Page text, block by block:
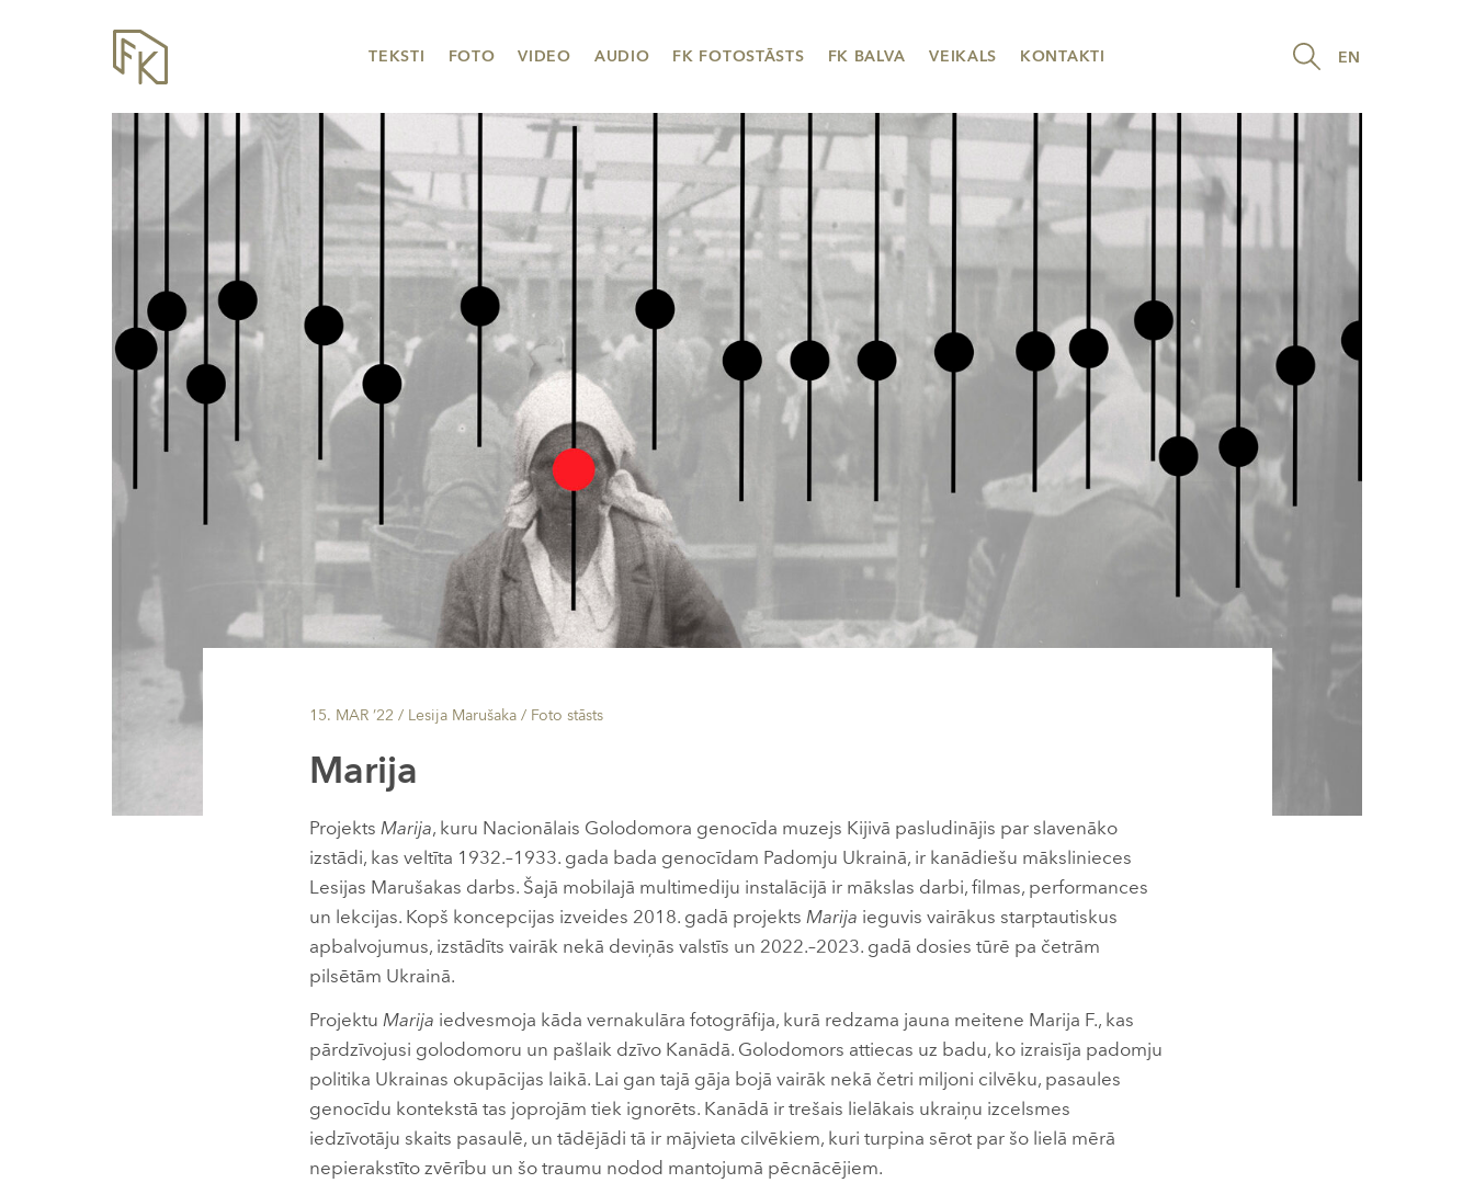
EN
TEKSTI FOTO VIDEO AUDIO FK FOTOSTĀSTS FK BALVA VEIKALS KONTAKTI
15. MAR ’22 / Lesija Marušaka / Foto stāsts
Marija
Projekts Marija, kuru Nacionālais Golodomora genocīda muzejs Kijivā pasludinājis par slavenāko
izstādi, kas veltīta 1932.–1933. gada bada genocīdam Padomju Ukrainā, ir kanādiešu mākslinieces
Lesijas Marušakas darbs. Šajā mobilajā multimediju instalācijā ir mākslas darbi, filmas, performances
un lekcijas. Kopš koncepcijas izveides 2018. gadā projekts Marija ieguvis vairākus starptautiskus
apbalvojumus, izstādīts vairāk nekā deviņās valstīs un 2022.–2023. gadā dosies tūrē pa četrām
pilsētām Ukrainā.
Projektu Marija iedvesmoja kāda vernakulāra fotogrāfija, kurā redzama jauna meitene Marija F., kas
pārdzīvojusi golodomoru un pašlaik dzīvo Kanādā. Golodomors attiecas uz badu, ko izraisīja padomju
politika Ukrainas okupācijas laikā. Lai gan tajā gāja bojā vairāk nekā četri miljoni cilvēku, pasaules
genocīdu kontekstā tas joprojām tiek ignorēts. Kanādā ir trešais lielākais ukraiņu izcelsmes
iedzīvotāju skaits pasaulē, un tādējādi tā ir mājvieta cilvēkiem, kuri turpina sērot par šo lielā mērā
nepierakstīto zvērību un šo traumu nodod mantojumā pēcnācējiem.